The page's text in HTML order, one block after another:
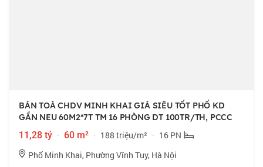
BÁN TOÀ CHDV MINH KHAI GIÁ SIÊU TỐT PHỐ KD
GẦN NEU 60M2*7T TM 16 PHÒNG DT 100TR/TH, PCCC
11,28 tỷ · 60 m² · 188 triệu/m² · 16 PN
Phố Minh Khai, Phường Vĩnh Tuy, Hà Nội